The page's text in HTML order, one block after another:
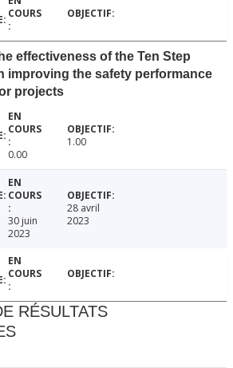
effectiveness of the Ten Step
improving the safety performance
projects
0.00
1.00
30 juin
2023
28 avril
2023
RÉSULTATS